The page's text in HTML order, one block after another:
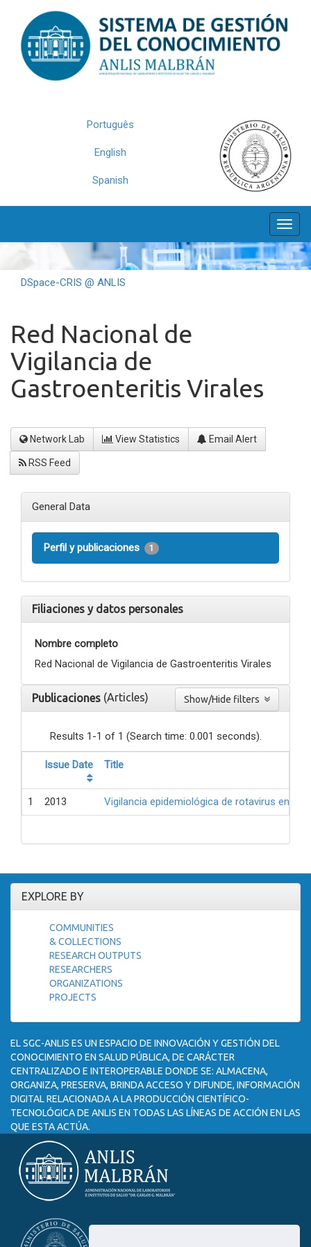
navigation
Português
English
Spanish
DSpace-CRIS @ ANLIS
Red Nacional de
Vigilancia de
Gastroenteritis Virales
Network Lab View Statistics Email Alert
RSS Feed
General Data
Perfil y publicaciones 1
Filiaciones y datos personales
Nombre completo
Red Nacional de Vigilancia de Gastroenteritis Virales
Publicaciones (Articles)
Results 1-1 of 1 (Search time: 0.001 seconds).
Issue Date Title
1 2013 Vigilancia epidemiológica de rotavirus en la
EXPLORE BY
COMMUNITIES
& COLLECTIONS
RESEARCH OUTPUTS
RESEARCHERS
ORGANIZATIONS
PROJECTS
EL SGC-ANLIS ES UN ESPACIO DE INNOVACIÓN Y GESTIÓN DEL
CONOCIMIENTO EN SALUD PÚBLICA, DE CARÁCTER
CENTRALIZADO E INTEROPERABLE DONDE SE: ALMACENA,
ORGANIZA, PRESERVA, BRINDA ACCESO Y DIFUNDE, INFORMACIÓN
DIGITAL RELACIONADA A LA PRODUCCIÓN CIENTÍFICO-
TECNOLÓGICA DE ANLIS EN TODAS LAS LÍNEAS DE ACCIÓN EN LAS
QUE ESTA ACTÚA.